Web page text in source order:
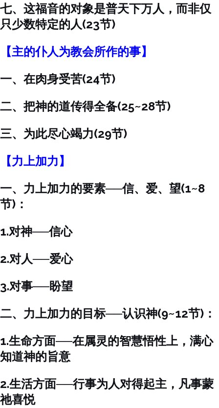
七、这福音的对象是普天下万人，而非仅
只少数特定的人(23节)
【主的仆人为教会所作的事】
一、在肉身受苦(24节)
二、把神的道传得全备(25~28节)
三、为此尽心竭力(29节)
【力上加力】
一、力上加力的要素──信、爱、望(1~8
节)：
1.对神──信心
2.对人──爱心
3.对事──盼望
二、力上加力的目标──认识神(9~12节)：
1.生命方面──在属灵的智慧悟性上，满心
知道神的旨意
2.生活方面──行事为人对得起主，凡事蒙
祂喜悦